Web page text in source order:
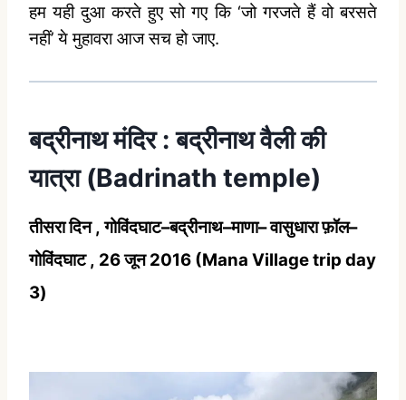
हम यही दुआ करते हुए सो गए कि ‘जो गरजते हैं वो बरसते
नहीं’ ये मुहावरा आज सच हो जाए.
बद्रीनाथ मंदिर : बद्रीनाथ वैली की
यात्रा (Badrinath temple)
तीसरादिन,गोविंदघाट–बद्रीनाथ–माणा–वासुधाराफ़ॉल–
गोविंदघाट, 26जून2016 (Mana Village trip day
3)